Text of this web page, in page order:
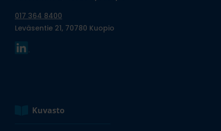
017 364 8400
Leväsentie 21, 70780 Kuopio
Kuvasto